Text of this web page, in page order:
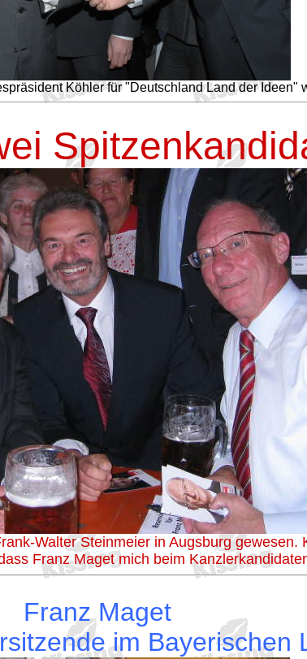
Köhler für "Deutschland Land der Ideen"
Walter Steinmeier in Augsburg
Franz Maget mich beim
Franz Maget
im Bayerischen